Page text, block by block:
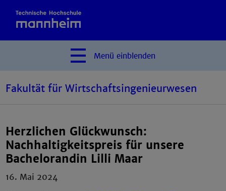
Menü einblenden
Fakultät für Wirtschaftsingenieurwesen
Herzlichen Glückwunsch:
Nachhaltigkeitspreis für unsere
Bachelorandin Lilli Maar
16. Mai 2024